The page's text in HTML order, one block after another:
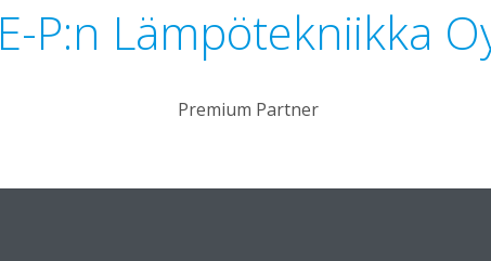
E-P:n Lämpötekniikka
Premium Partner